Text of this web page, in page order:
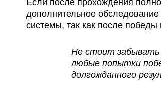
Если после прохождения
дополнительное
системы, так как после победы
Не стоит забывать
любые попытки
долгожданного